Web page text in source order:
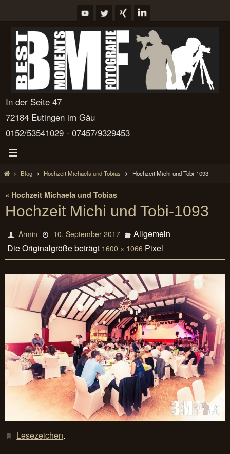
springen
In der Seite 47
72184 Eutingen im Gäu
0152/53541029 - 07457/9329453
StartBlog Hochzeit Michaela und Tobias Hochzeit Michi und Tobi-1093
« Hochzeit Michaela und Tobias
Hochzeit Michi und Tobi-1093
Armin 10. September 2017
Allgemein
Die Originalgröße beträgt 1600 × 1066 Pixel
Lesezeichen.